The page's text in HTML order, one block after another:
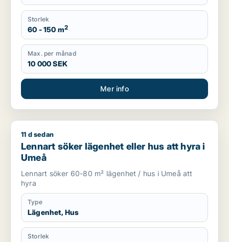
Storlek
60 - 150 m2
Max. per månad
10 000 SEK
Mer info
Lennart söker lägenhet eller hus att hyra i Umeå
11 d sedan
Lennart söker lägenhet eller hus att hyra i
Umeå
Lennart söker 60-80 m² lägenhet / hus i Umeå att
hyra
Type
Lägenhet, Hus
Storlek